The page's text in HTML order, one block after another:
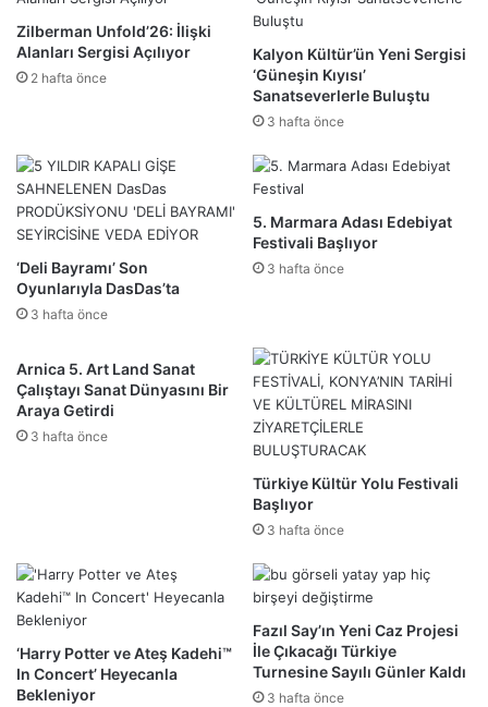
Zilberman Unfold’26: İlişki
Alanları Sergisi Açılıyor
2 hafta önce
Kalyon Kültür’ün Yeni Sergisi
‘Güneşin Kıyısı’
Sanatseverlerle Buluştu
3 hafta önce
‘Deli Bayramı’ Son
Oyunlarıyla DasDas’ta
3 hafta önce
5. Marmara Adası Edebiyat
Festivali Başlıyor
3 hafta önce
Arnica 5. Art Land Sanat
Çalıştayı Sanat Dünyasını Bir
Araya Getirdi
3 hafta önce
Türkiye Kültür Yolu Festivali
Başlıyor
3 hafta önce
‘Harry Potter ve Ateş Kadehi™
In Concert’ Heyecanla
Bekleniyor
Fazıl Say’ın Yeni Caz Projesi
İle Çıkacağı Türkiye
Turnesine Sayılı Günler Kaldı
3 hafta önce